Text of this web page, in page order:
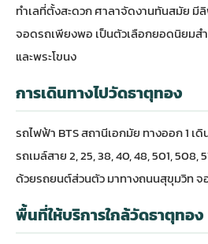
ทำเลที่ตั้งสะดวก ศาลาจัดงานทันสมัย มี
จอดรถเพียงพอ เป็นตัวเลือกยอดนิยมส
และพระโขนง
การเดินทางไปวัดธาตุทอง
รถไฟฟ้า BTS สถานีเอกมัย ทางออก 1 เ
รถเมล์สาย 2, 25, 38, 40, 48, 501, 508,
ด้วยรถยนต์ส่วนตัว มาทางถนนสุขุมวิท จ
พื้นที่ให้บริการใกล้วัดธาตุทอง